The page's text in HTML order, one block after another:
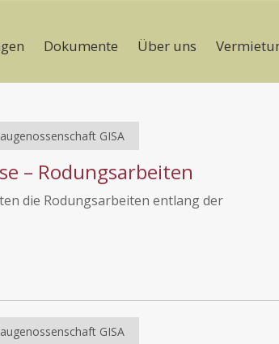
Dokumente Über uns
GISA
– Rodungsarbeiten
die Rodungsarbeiten entlang der
GISA